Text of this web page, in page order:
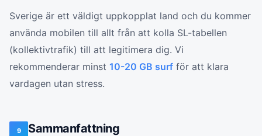
Sverige är ett väldigt uppkopplat land och du kommer
använda mobilen till allt från att kolla SL-tabellen
(kollektivtrafik) till att legitimera dig. Vi
rekommenderar minst 10-20 GB surf för att klara
vardagen utan stress.
9 Sammanfattning